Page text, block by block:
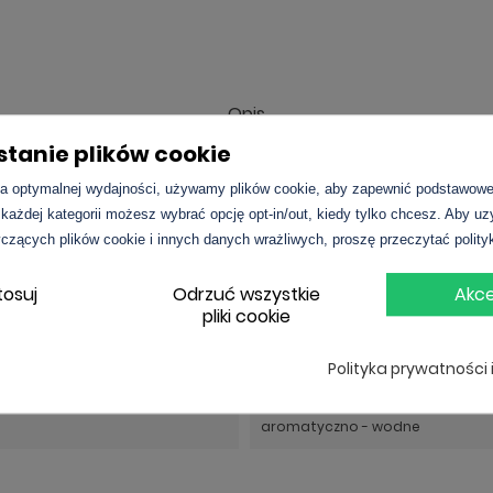
Opis
dla mężczyzn ceniących swobodę i naturalność,
natury – wodę. To zapach, którego nutami głowy są ananas,
lilia wodna, konwalia, lotos i róża; nutami bazy są jeżyna,
aromatyczno - wodne
plików cookie
optymalnej wydajności, używamy plików cookie, aby zapewnić
kategorii możesz wybrać opcję opt-in/out, kiedy tylko chcesz. Aby
plików cookie i innych danych wrażliwych, proszę przeczytać
Odrzuć wszystkie
pliki cookie
Polityka prywatności